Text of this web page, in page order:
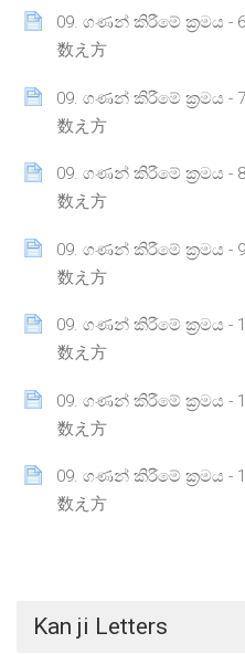
09. ගණන් කිරීමේ ක්‍රමය -
数え方
Page
09. ගණන් කිරීමේ ක්‍රමය -
数え方
Page
09. ගණන් කිරීමේ ක්‍රමය -
数え方
Page
09. ගණන් කිරීමේ ක්‍රමය -
数え方
Page
09. ගණන් කිරීමේ ක්‍රමය -
数え方
Page
09. ගණන් කිරීමේ ක්‍රමය -
数え方
Page
09. ගණන් කිරීමේ ක්‍රමය -
数え方
Page
Kan ji Letters